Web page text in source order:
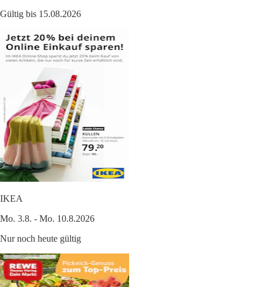
Gültig bis 15.08.2026
IKEA
Mo. 3.8. - Mo. 10.8.2026
Nur noch heute gültig